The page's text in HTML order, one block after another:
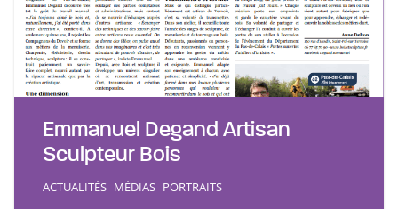
Emmanuel Degand Artisan
Sculpteur Bois
ACTUALITÉS MÉDIAS PORTRAITS